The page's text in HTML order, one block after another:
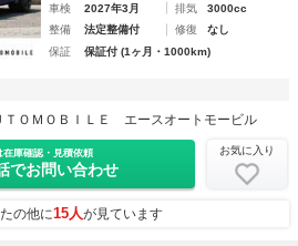
車検
2027年3月 排気
3000cc
整備
法定整備付 修復
なし
保証
保証付 (1ヶ月・1000km)
ＯＭＯＢＩＬＥ エースオートモービル
在庫確認・見積依頼
でお問い合わせ
お気に入り
の他に15人が見ています